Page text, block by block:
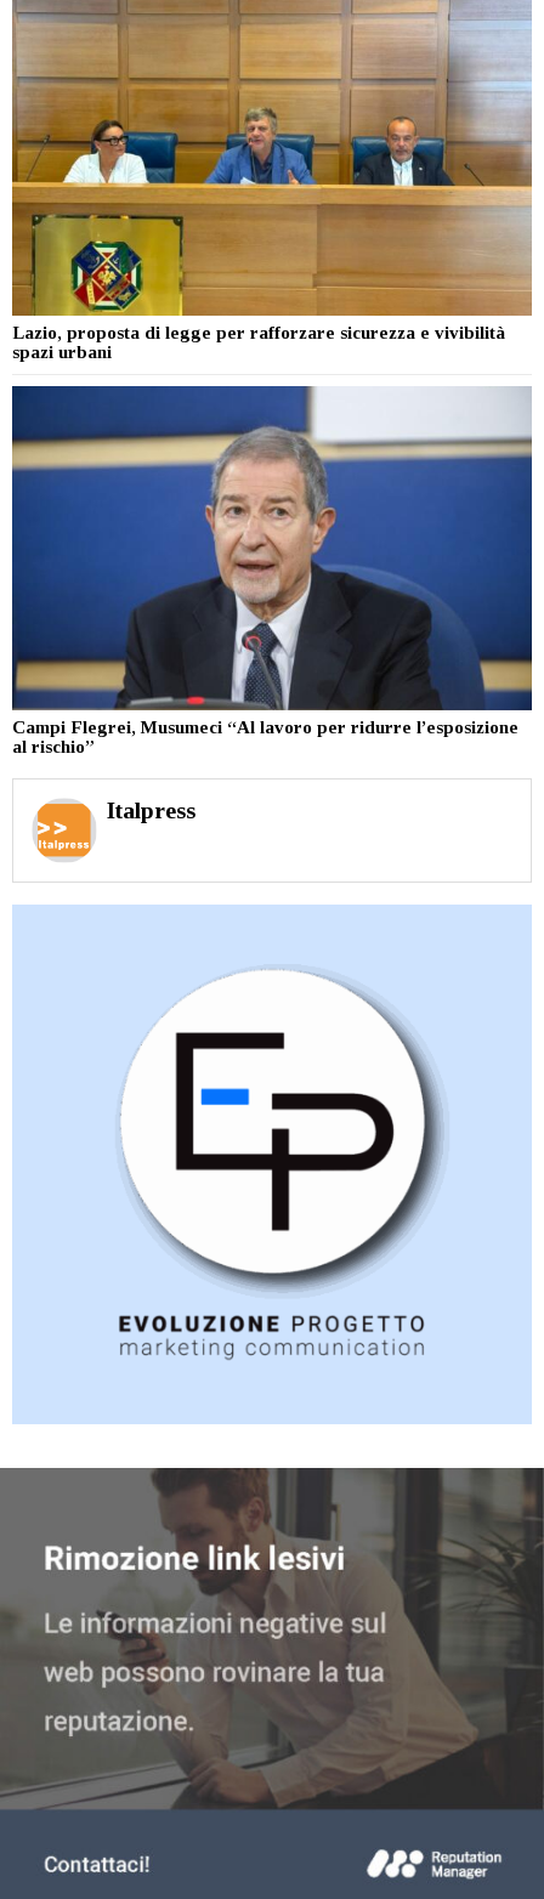
Lazio, proposta di legge per rafforzare sicurezza e vivibilità
spazi urbani
Campi Flegrei, Musumeci “Al lavoro per ridurre l’esposizione
al rischio”
Italpress